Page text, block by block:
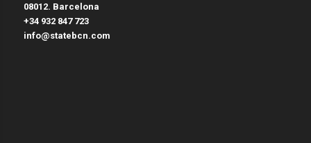
08012. Barcelona
+34 932 847 723
info@statebcn.com